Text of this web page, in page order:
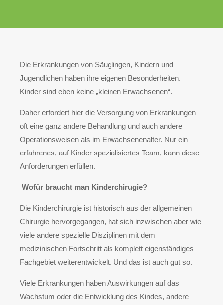
Die Erkrankungen von Säuglingen, Kindern und
Jugendlichen haben ihre eigenen Besonderheiten.
Kinder sind eben keine „kleinen Erwachsenen“.
Daher erfordert hier die Versorgung von Erkrankungen
oft eine ganz andere Behandlung und auch andere
Operationsweisen als im Erwachsenenalter. Nur ein
erfahrenes, auf Kinder spezialisiertes Team, kann diese
Anforderungen erfüllen.
Wofür braucht man Kinderchirugie?
Die Kinderchirurgie ist historisch aus der allgemeinen
Chirurgie hervorgegangen, hat sich inzwischen aber wie
viele andere spezielle Disziplinen mit dem
medizinischen Fortschritt als komplett eigenständiges
Fachgebiet weiterentwickelt. Und das ist auch gut so.
Viele Erkrankungen haben Auswirkungen auf das
Wachstum oder die Entwicklung des Kindes, andere